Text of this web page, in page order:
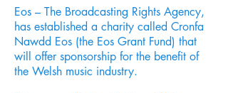
Eos – The Broadcasting Rights Agency,
has established a charity called Cronfa
Nawdd Eos (the Eos Grant Fund) that
will offer sponsorship for the benefit of
the Welsh music industry.